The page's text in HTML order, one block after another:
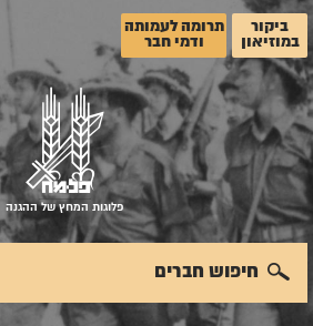
ביקור
במוזיאון
תרומה לעמותה
ודמי חבר
פלוגות המחץ של ההגנה
חיפוש חברים